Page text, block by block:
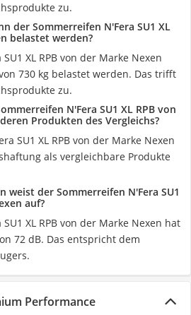
zu.
der Sommerreifen N'Fera SU1 XL
belastet werden?
XL RPB von der Marke Nexen
730 kg belastet werden. Das trifft
zu.
N'Fera SU1 XL RPB von
Produkten des Vergleichs?
SU1 XL RPB von der Marke Nexen
als vergleichbare Produkte
weist der Sommerreifen N'Fera SU1
auf?
XL RPB von der Marke Nexen hat
72 dB. Das entspricht dem
Performance